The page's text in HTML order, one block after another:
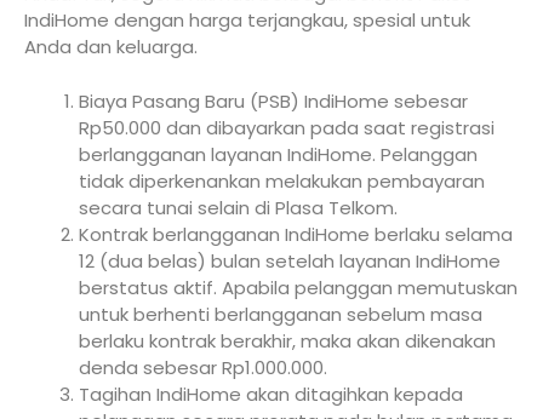
IndiHome dengan harga terjangkau, spesial untuk
Anda dan keluarga.
Biaya Pasang Baru (PSB) IndiHome sebesar
Rp50.000 dan dibayarkan pada saat registrasi
berlangganan layanan IndiHome. Pelanggan
tidak diperkenankan melakukan pembayaran
secara tunai selain di Plasa Telkom.
Kontrak berlangganan IndiHome berlaku selama
12 (dua belas) bulan setelah layanan IndiHome
berstatus aktif. Apabila pelanggan memutuskan
untuk berhenti berlangganan sebelum masa
berlaku kontrak berakhir, maka akan dikenakan
denda sebesar Rp1.000.000.
Tagihan IndiHome akan ditagihkan kepada